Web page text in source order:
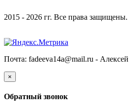
2015 - 2026 гг. Все права защищены.
Почта: fadeeva14a@mail.ru - Алексей
×
Обратный звонок